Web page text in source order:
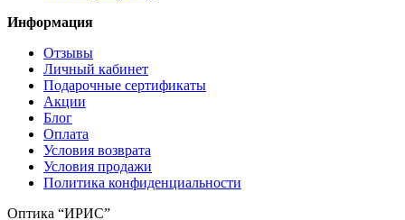
Информация
Отзывы
Личный кабинет
Подарочные сертификаты
Акции
Блог
Оплата
Условия возврата
Условия продажи
Политика конфиденциальности
Оптика “ИРИС”